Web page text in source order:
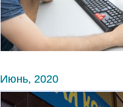
Июнь, 2020